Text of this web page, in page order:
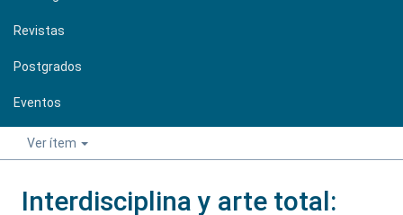
Revistas
Postgrados
Eventos
Ver ítem
Interdisciplina y arte total: